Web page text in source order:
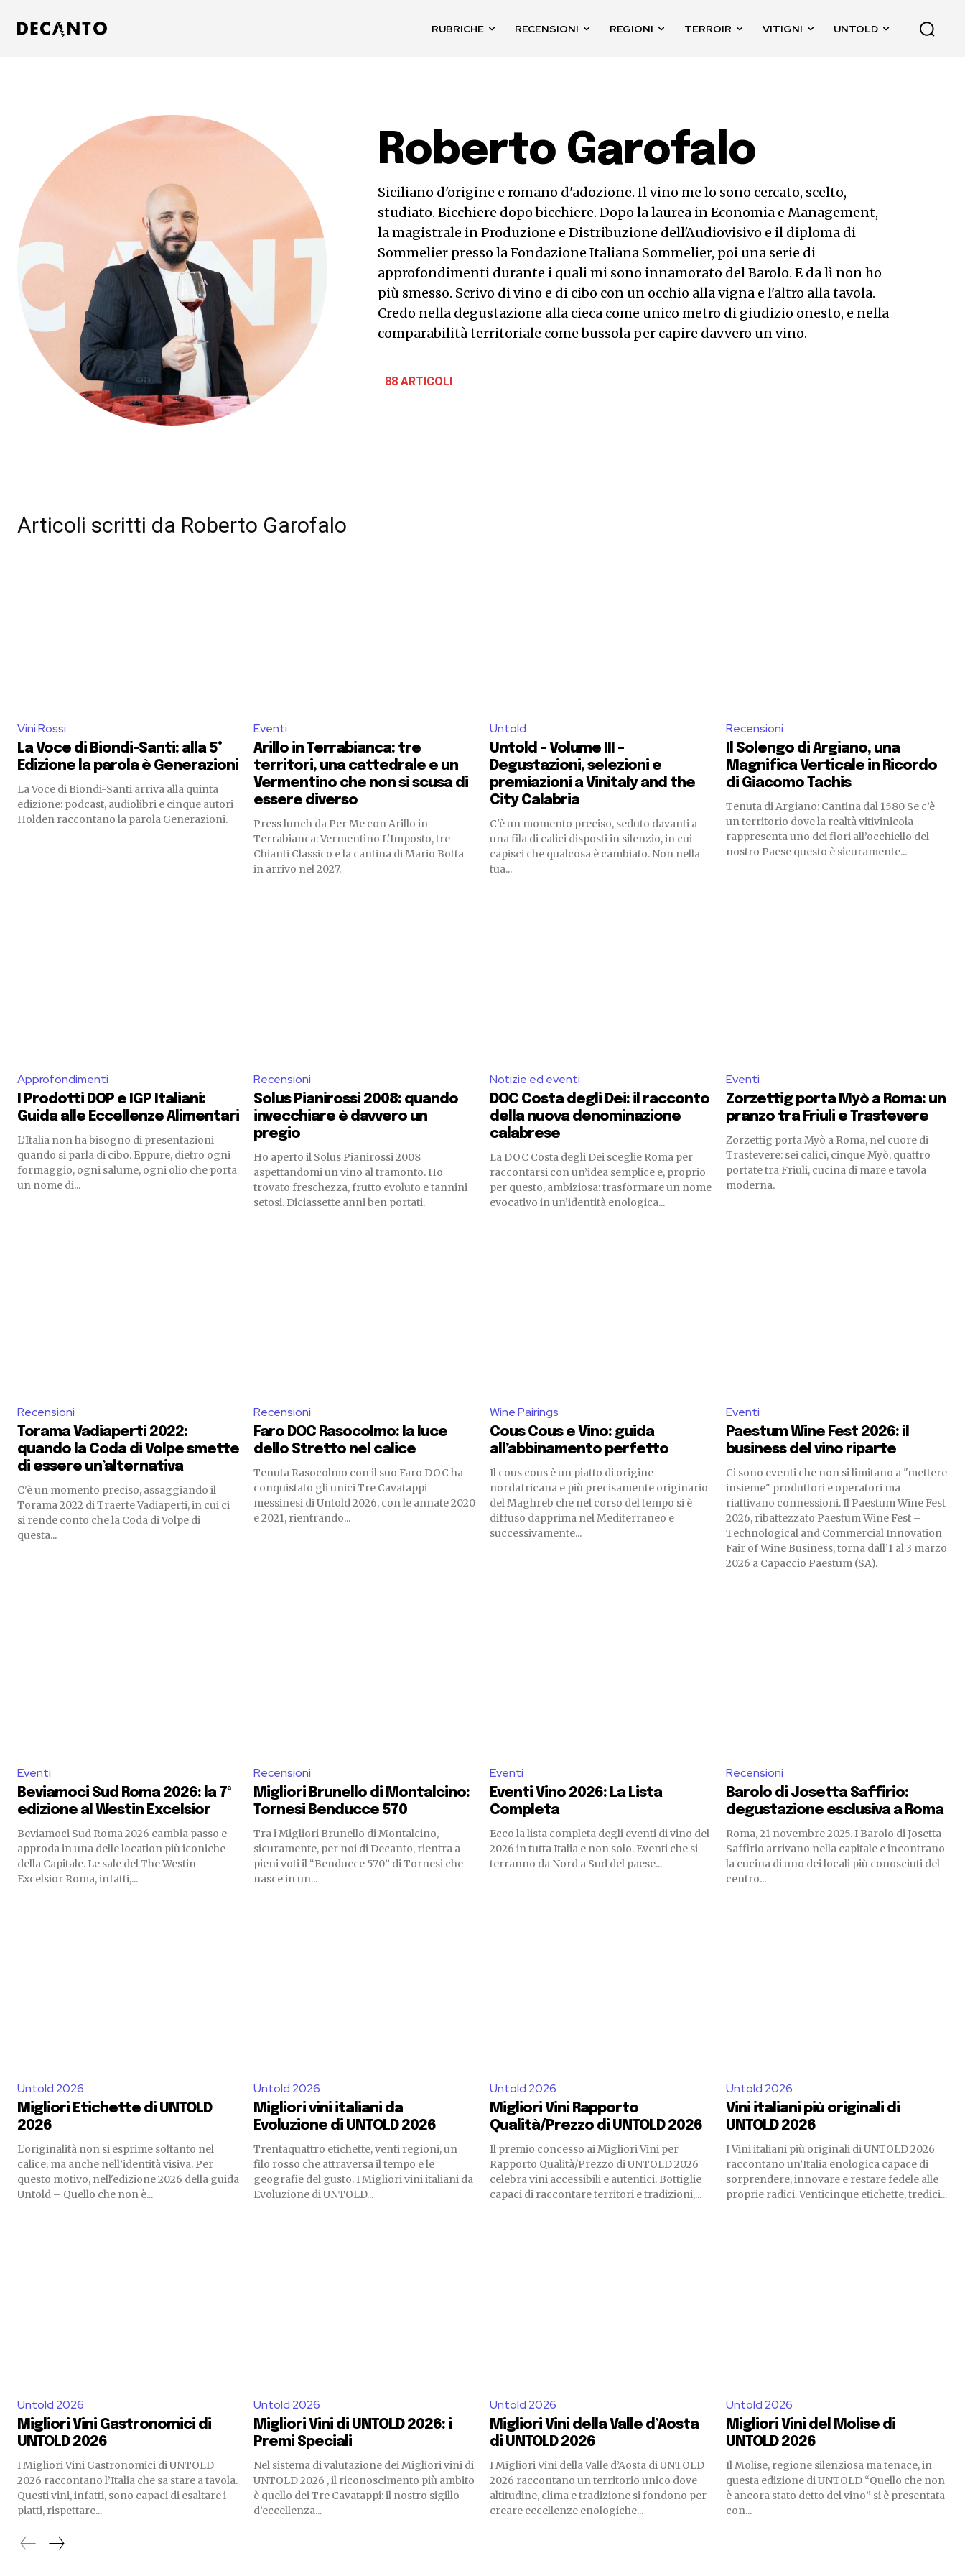
RUBRICHE RECENSIONI REGIONI TERROIR VITIGNI UNTOLD
Roberto Garofalo
Siciliano d'origine e romano d'adozione. Il vino me lo sono cercato, scelto,
studiato. Bicchiere dopo bicchiere. Dopo la laurea in Economia e Management,
la magistrale in Produzione e Distribuzione dell'Audiovisivo e il diploma di
Sommelier presso la Fondazione Italiana Sommelier, poi una serie di
approfondimenti durante i quali mi sono innamorato del Barolo. E da lì non ho
più smesso. Scrivo di vino e di cibo con un occhio alla vigna e l'altro alla tavola.
Credo nella degustazione alla cieca come unico metro di giudizio onesto, e nella
comparabilità territoriale come bussola per capire davvero un vino.
88 ARTICOLI
Articoli scritti da Roberto Garofalo
Vini Rossi
La Voce di Biondi-Santi: alla 5°
Edizione la parola è Generazioni
La Voce di Biondi-Santi arriva alla quinta
edizione: podcast, audiolibri e cinque autori
Holden raccontano la parola Generazioni.
Eventi
Arillo in Terrabianca: tre
territori, una cattedrale e un
Vermentino che non si scusa di
essere diverso
Press lunch da Per Me con Arillo in
Terrabianca: Vermentino L'Imposto, tre
Chianti Classico e la cantina di Mario Botta
in arrivo nel 2027.
Untold
Untold – Volume III –
Degustazioni, selezioni e
premiazioni a Vinitaly and the
City Calabria
C'è un momento preciso, seduto davanti a
una fila di calici disposti in silenzio, in cui
capisci che qualcosa è cambiato. Non nella
tua...
Recensioni
Il Solengo di Argiano, una
Magnifica Verticale in Ricordo
di Giacomo Tachis
Tenuta di Argiano: Cantina dal 1580 Se c’è
un territorio dove la realtà vitivinicola
rappresenta uno dei fiori all’occhiello del
nostro Paese questo è sicuramente...
Approfondimenti
I Prodotti DOP e IGP Italiani:
Guida alle Eccellenze Alimentari
L'Italia non ha bisogno di presentazioni
quando si parla di cibo. Eppure, dietro ogni
formaggio, ogni salume, ogni olio che porta
un nome di...
Recensioni
Solus Pianirossi 2008: quando
invecchiare è davvero un
pregio
Ho aperto il Solus Pianirossi 2008
aspettandomi un vino al tramonto. Ho
trovato freschezza, frutto evoluto e tannini
setosi. Diciassette anni ben portati.
Notizie ed eventi
DOC Costa degli Dei: il racconto
della nuova denominazione
calabrese
La DOC Costa degli Dei sceglie Roma per
raccontarsi con un’idea semplice e, proprio
per questo, ambiziosa: trasformare un nome
evocativo in un’identità enologica...
Eventi
Zorzettig porta Myò a Roma: un
pranzo tra Friuli e Trastevere
Zorzettig porta Myò a Roma, nel cuore di
Trastevere: sei calici, cinque Myò, quattro
portate tra Friuli, cucina di mare e tavola
moderna.
Recensioni
Torama Vadiaperti 2022:
quando la Coda di Volpe smette
di essere un’alternativa
C'è un momento preciso, assaggiando il
Torama 2022 di Traerte Vadiaperti, in cui ci
si rende conto che la Coda di Volpe di
questa...
Recensioni
Faro DOC Rasocolmo: la luce
dello Stretto nel calice
Tenuta Rasocolmo con il suo Faro DOC ha
conquistato gli unici Tre Cavatappi
messinesi di Untold 2026, con le annate 2020
e 2021, rientrando...
Wine Pairings
Cous Cous e Vino: guida
all’abbinamento perfetto
Il cous cous è un piatto di origine
nordafricana e più precisamente originario
del Maghreb che nel corso del tempo si è
diffuso dapprima nel Mediterraneo e
successivamente...
Eventi
Paestum Wine Fest 2026: il
business del vino riparte
Ci sono eventi che non si limitano a "mettere
insieme" produttori e operatori ma
riattivano connessioni. Il Paestum Wine Fest
2026, ribattezzato Paestum Wine Fest –
Technological and Commercial Innovation
Fair of Wine Business, torna dall’1 al 3 marzo
2026 a Capaccio Paestum (SA).
Eventi
Beviamoci Sud Roma 2026: la 7ª
edizione al Westin Excelsior
Beviamoci Sud Roma 2026 cambia passo e
approda in una delle location più iconiche
della Capitale. Le sale del The Westin
Excelsior Roma, infatti,...
Recensioni
Migliori Brunello di Montalcino:
Tornesi Benducce 570
Tra i Migliori Brunello di Montalcino,
sicuramente, per noi di Decanto, rientra a
pieni voti il “Benducce 570” di Tornesi che
nasce in un...
Eventi
Eventi Vino 2026: La Lista
Completa
Ecco la lista completa degli eventi di vino del
2026 in tutta Italia e non solo. Eventi che si
terranno da Nord a Sud del paese...
Recensioni
Barolo di Josetta Saffirio:
degustazione esclusiva a Roma
Roma, 21 novembre 2025. I Barolo di Josetta
Saffirio arrivano nella capitale e incontrano
la cucina di uno dei locali più conosciuti del
centro...
Untold 2026
Migliori Etichette di UNTOLD
2026
L’originalità non si esprime soltanto nel
calice, ma anche nell’identità visiva. Per
questo motivo, nell'edizione 2026 della guida
Untold – Quello che non è...
Untold 2026
Migliori vini italiani da
Evoluzione di UNTOLD 2026
Trentaquattro etichette, venti regioni, un
filo rosso che attraversa il tempo e le
geografie del gusto. I Migliori vini italiani da
Evoluzione di UNTOLD...
Untold 2026
Migliori Vini Rapporto
Qualità/Prezzo di UNTOLD 2026
Il premio concesso ai Migliori Vini per
Rapporto Qualità/Prezzo di UNTOLD 2026
celebra vini accessibili e autentici. Bottiglie
capaci di raccontare territori e tradizioni,...
Untold 2026
Vini italiani più originali di
UNTOLD 2026
I Vini italiani più originali di UNTOLD 2026
raccontano un’Italia enologica capace di
sorprendere, innovare e restare fedele alle
proprie radici. Venticinque etichette, tredici...
Untold 2026
Migliori Vini Gastronomici di
UNTOLD 2026
I Migliori Vini Gastronomici di UNTOLD
2026 raccontano l’Italia che sa stare a tavola.
Questi vini, infatti, sono capaci di esaltare i
piatti, rispettare...
Untold 2026
Migliori Vini di UNTOLD 2026: i
Premi Speciali
Nel sistema di valutazione dei Migliori vini di
UNTOLD 2026 , il riconoscimento più ambito
è quello dei Tre Cavatappi: il nostro sigillo
d’eccellenza...
Untold 2026
Migliori Vini della Valle d’Aosta
di UNTOLD 2026
I Migliori Vini della Valle d’Aosta di UNTOLD
2026 raccontano un territorio unico dove
altitudine, clima e tradizione si fondono per
creare eccellenze enologiche...
Untold 2026
Migliori Vini del Molise di
UNTOLD 2026
Il Molise, regione silenziosa ma tenace, in
questa edizione di UNTOLD “Quello che non
è ancora stato detto del vino” si è presentata
con...